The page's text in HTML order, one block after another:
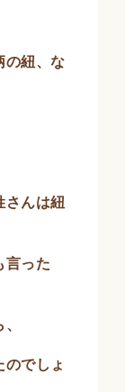
の紐、な
さんは紐
言った
でしょ